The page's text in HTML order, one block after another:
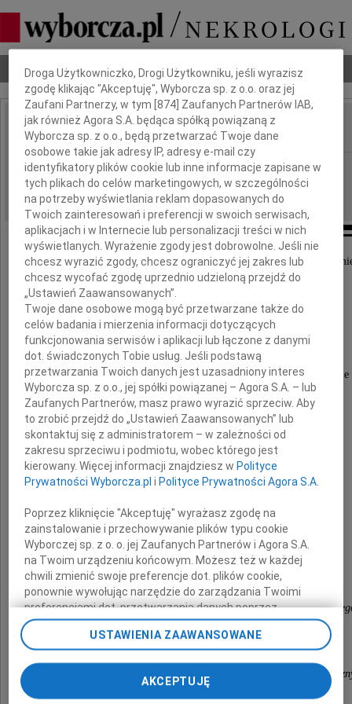
Nekrologi Odeszli Poradnik pogrzebowy
IMIĘ I NAZWISKO:
REGION: Zielona Góra
DATA EMISJI: 22.02.2017
Z wielkim smutkiem przyjęliśmy wiadomość o
płk Jana Kudły
Sybiraka
Żołnierza Polskich Sił Zbrojnych na Zachodzie
Żołnierza Wyklętego
Rodzinie i Bliskim Zmarłego
Elżbieta Anna Polak
Marszałek Województwa Lubuskiego
Czesław Fiedorowicz
Przewodniczący Sejmiku Województwa
wraz
z Lubuską Radą Kombatantów,
Osób Represjonowanych i Stowarzyszeń
Dbamy o Twoją prywatność
Droga Użytkowniczko, Drogi Użytkowniku, jeśli wyrazisz
zgodę klikając "Akceptuję", Wyborcza sp. z o.o. oraz jej
Zaufani Partnerzy, w tym [874] Zaufanych Partnerów IAB,
jak również Agora S.A. będąca spółką powiązaną z
Wyborcza sp. z o.o., będą przetwarzać Twoje dane
osobowe takie jak adresy IP, adresy e-mail czy
identyfikatory plików cookie lub inne informacje zapisane w
tych plikach do celów marketingowych, w szczególności
na potrzeby wyświetlania reklam dopasowanych do
Twoich zainteresowań i preferencji w swoich serwisach,
aplikacjach i w Internecie lub personalizacji treści w nich
wyświetlanych. Wyrażenie zgody jest dobrowolne. Jeśli nie
chcesz wyrazić zgody, chcesz ograniczyć jej zakres lub
chcesz wycofać zgodę uprzednio udzieloną przejdź do
„Ustawień Zaawansowanych”.
Twoje dane osobowe mogą być przetwarzane także do
celów badania i mierzenia informacji dotyczących
funkcjonowania serwisów i aplikacji lub łączone z danymi
dot. świadczonych Tobie usług. Jeśli podstawą
przetwarzania Twoich danych jest uzasadniony interes
Wyborcza sp. z o.o., jej spółki powiązanej – Agora S.A. – lub
Zaufanych Partnerów, masz prawo wyrazić sprzeciw. Aby
to zrobić przejdź do „Ustawień Zaawansowanych” lub
skontaktuj się z administratorem – w zależności od
zakresu sprzeciwu i podmiotu, wobec którego jest
kierowany. Więcej informacji znajdziesz wPolityce
Prywatności Wyborcza.pl iPolityce Prywatności Agora S.A.
Poprzez kliknięcie "Akceptuję" wyrażasz zgodę na
zainstalowanie i przechowywanie plików typu cookie
Wyborczej sp. z o. o. jej Zaufanych Partnerów i Agora S.A.
na Twoim urządzeniu końcowym. Możesz też w każdej
chwili zmienić swoje preferencje dot. plików cookie,
ponownie wywołując narzędzie do zarządzania Twoimi
preferencjami dot. przetwarzania danych poprzez
odnośnik „Ustawienia prywatności” w stopce serwisu i
przechodząc do sekcji „Ustawienia zaawansowane”.
Zmiana ustawień plików cookie możliwa jest także za
pomocą ustawień przeglądarki.
My, nasi Zaufani Partnerzy i Agora S.A. możemy
USTAWIENIA ZAAWANSOWANE
AKCEPTUJĘ